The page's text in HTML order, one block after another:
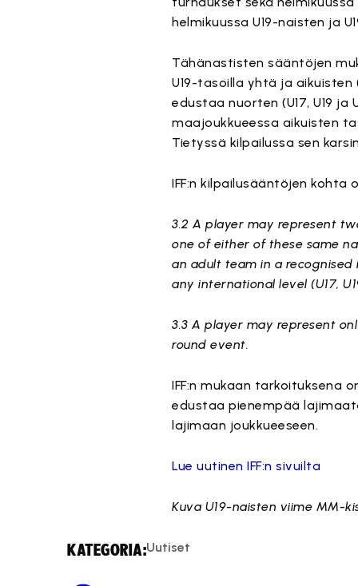
helmikuussa U19-naisten ja
Tähänastisten sääntöjen
U19-tasoilla yhtä ja
edustaa nuorten (U17, U19
maajoukkueessa aikuisten
Tietyssä kilpailussa sen
IFF:n kilpailusääntöjen
3.2 A player may represent
one of either of these same
an adult team in a
any international level (U17,
3.3 A player may represent
round event.
IFF:n mukaan tarkoituksena
edustaa pienempää
lajimaan joukkueeseen.
Lue uutinen IFF:n sivuilta
Kuva U19-naisten viime MM-
KATEGORIA:Uutiset